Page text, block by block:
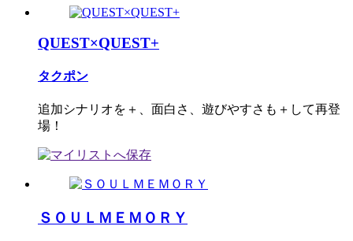
QUEST×QUEST+
タクポン
追加シナリオを＋、面白さ、遊びやすさも＋して再登
場！
ＳＯＵＬＭＥＭＯＲＹ